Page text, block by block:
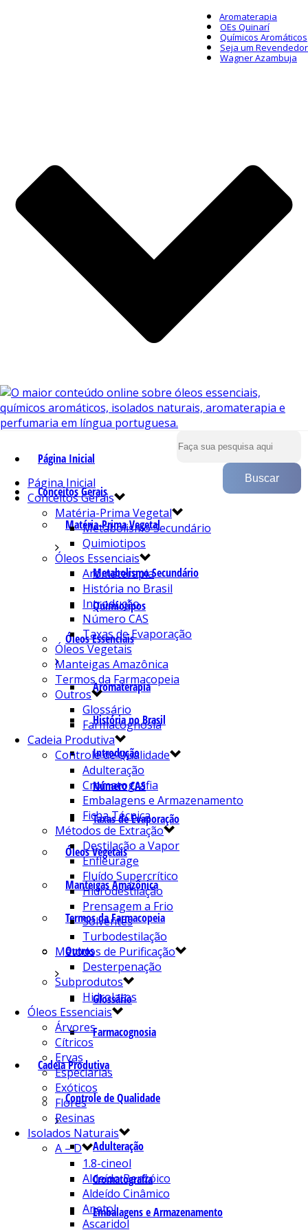
Aromaterapia
OEs Quinarí
Químicos Aromáticos
Seja um Revendedor
Wagner Azambuja
Página Inicial
Conceitos Gerais
Matéria-Prima Vegetal
Metabolismo Secundário
Quimiotipos
Óleos Essenciais
Aromaterapia
História no Brasil
Introdução
Número CAS
Taxas de Evaporação
Óleos Vegetais
Manteigas Amazônica
Termos da Farmacopeia
Outros
Glossário
Farmacognosia
Cadeia Produtiva
Controle de Qualidade
Adulteração
Cromatografia
Embalagens e Armazenamento
Página Inicial
Conceitos Gerais
Matéria-Prima Vegetal
Metabolismo Secundário
Quimiotipos
Óleos Essenciais
Aromaterapia
História no Brasil
Introdução
Número CAS
Taxas de Evaporação
Óleos Vegetais
Manteigas Amazônica
Termos da Farmacopeia
Outros
Glossário
Farmacognosia
Cadeia Produtiva
Controle de Qualidade
Adulteração
Cromatografia
Embalagens e Armazenamento
Ficha Técnica
Métodos de Extração
Destilação a Vapor
Enfleurage
Fluído Supercrítico
Hidrodestilação
Prensagem a Frio
Solventes
Turbodestilação
Métodos de Purificação
Desterpenação
Subprodutos
Hidrolatos
Óleos Essenciais
Árvores
Cítricos
Ervas
Especiarias
Exóticos
Flores
Resinas
Isolados Naturais
A – D
1.8-cineol
Aldeído Benzóico
Aldeído Cinâmico
Anetol
Ascaridol